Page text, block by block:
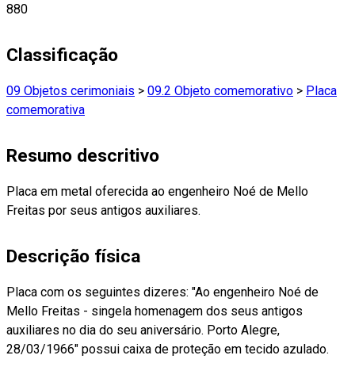
880
Classificação
09 Objetos cerimoniais > 09.2 Objeto comemorativo > Placa
comemorativa
Resumo descritivo
Placa em metal oferecida ao engenheiro Noé de Mello
Freitas por seus antigos auxiliares.
Descrição física
Placa com os seguintes dizeres: "Ao engenheiro Noé de
Mello Freitas - singela homenagem dos seus antigos
auxiliares no dia do seu aniversário. Porto Alegre,
28/03/1966" possui caixa de proteção em tecido azulado.